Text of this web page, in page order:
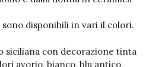
disponibili in vari il colori.
siciliana con decorazione tinta
avorio, bianco, blu antico,